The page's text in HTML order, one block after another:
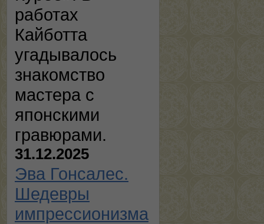
работах
Кайботта
угадывалось
знакомство
мастера с
японскими
гравюрами.
31.12.2025
Эва Гонсалес.
Шедевры
импрессионизма